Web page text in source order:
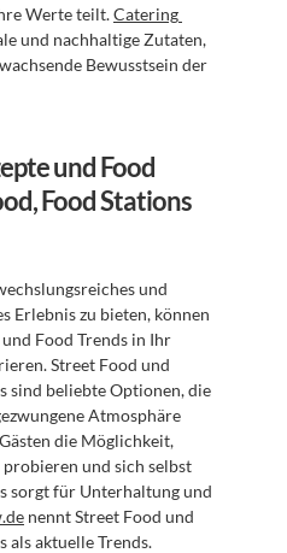
Werte teilt. Catering
und nachhaltige Zutaten,
Bewusstsein der
und Food
Food Stations
und
Erlebnis zu bieten, können
Street Food und
sind beliebte Optionen, die
Atmosphäre
die Möglichkeit,
probieren und sich selbst
sorgt für Unterhaltung und
nennt Street Food und
als aktuelle Trends.